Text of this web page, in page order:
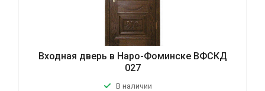
Входная дверь в Наро-Фоминске ВФСКД
027
В наличии